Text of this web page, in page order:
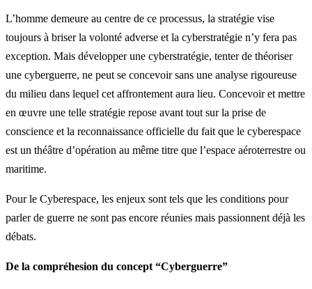
L’homme demeure au centre de ce processus, la stratégie vise
toujours à briser la volonté adverse et la cyberstratégie n’y fera pas
exception. Mais développer une cyberstratégie, tenter de théoriser
une cyberguerre, ne peut se concevoir sans une analyse rigoureuse
du milieu dans lequel cet affrontement aura lieu. Concevoir et mettre
en œuvre une telle stratégie repose avant tout sur la prise de
conscience et la reconnaissance officielle du fait que le cyberespace
est un théâtre d’opération au même titre que l’espace aéroterrestre ou
maritime.
Pour le Cyberespace, les enjeux sont tels que les conditions pour
parler de guerre ne sont pas encore réunies mais passionnent déjà les
débats.
De la compréhesion du concept “Cyberguerre”